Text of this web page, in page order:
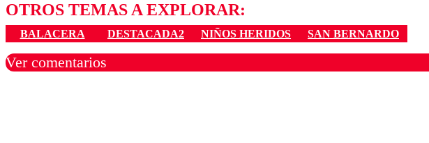
OTROS TEMAS A EXPLORAR:
BALACERA DESTACADA2 NIÑOS HERIDOS SAN BERNARDO
Ver comentarios